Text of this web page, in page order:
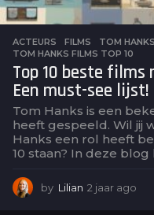
ACTEURS ,FILMS TOM HANKS
TOM HANKS FILMS TOP 10
Top 10 beste films
Een must-see lijst!
Tom Hanks is een
heeft gespeeld. Wil jij
Hanks een rol heeft
10 staan? In deze blog
by Lilian 2 jaar ago